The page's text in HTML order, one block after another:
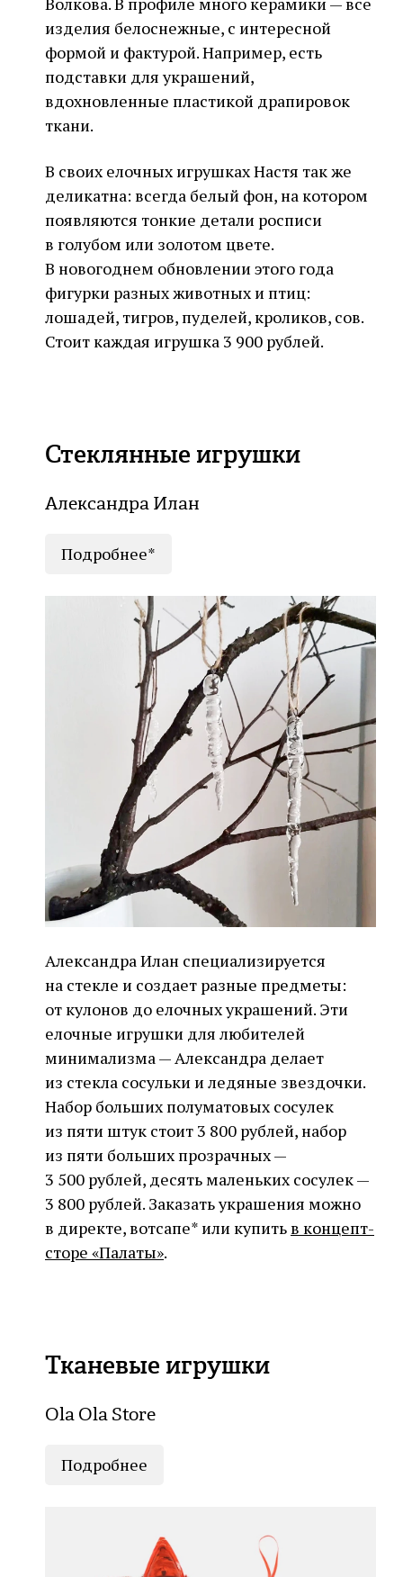
изделия белоснежные, с интересной
формой и фактурой. Например, есть
подставки для украшений,
вдохновленные пластикой драпировок
ткани.
В своих елочных игрушках Настя так же
деликатна: всегда белый фон, на котором
появляются тонкие детали росписи
в голубом или золотом цвете.
В новогоднем обновлении этого года
фигурки разных животных и птиц:
лошадей, тигров, пуделей, кроликов, сов.
Стоит каждая игрушка 3 900 рублей.
Стеклянные игрушки
Александра Илан
Подробнее*
Александра Илан специализируется
на стекле и создает разные предметы:
от кулонов до елочных украшений. Эти
елочные игрушки для любителей
минимализма — Александра делает
из стекла сосульки и ледяные звездочки.
Набор больших полуматовых сосулек
из пяти штук стоит 3 800 рублей, набор
из пяти больших прозрачных —
3 500 рублей, десять маленьких сосулек —
3 800 рублей. Заказать украшения можно
в директе, вотсапе* или купитьв концепт-
сторе «Палаты».
Тканевые игрушки
Ola Ola Store
Подробнее